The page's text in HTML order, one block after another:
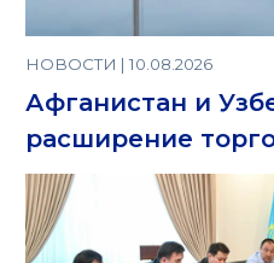
НОВОСТИ | 10.08.2026
Афганистан и
расширение